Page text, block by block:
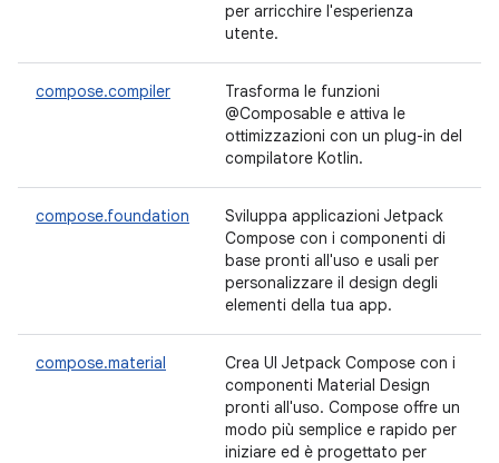
per arricchire l'esperienza
utente.
compose.compiler
Trasforma le funzioni
@Composable e attiva le
ottimizzazioni con un plug-in del
compilatore Kotlin.
compose.foundation
Sviluppa applicazioni Jetpack
Compose con i componenti di
base pronti all'uso e usali per
personalizzare il design degli
elementi della tua app.
compose.material
Crea UI Jetpack Compose con i
componenti Material Design
pronti all'uso. Compose offre un
modo più semplice e rapido per
iniziare ed è progettato per